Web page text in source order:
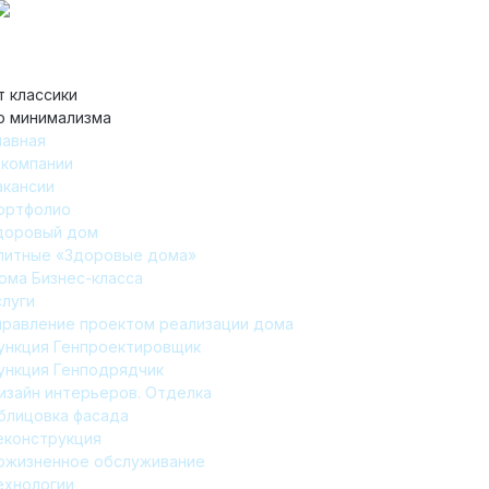
классики
минимализма
дом
«Здоровые дома»
Бизнес-класса
проектом реализации дома
Генпроектировщик
Генподрядчик
интерьеров. Отделка
фасада
обслуживание